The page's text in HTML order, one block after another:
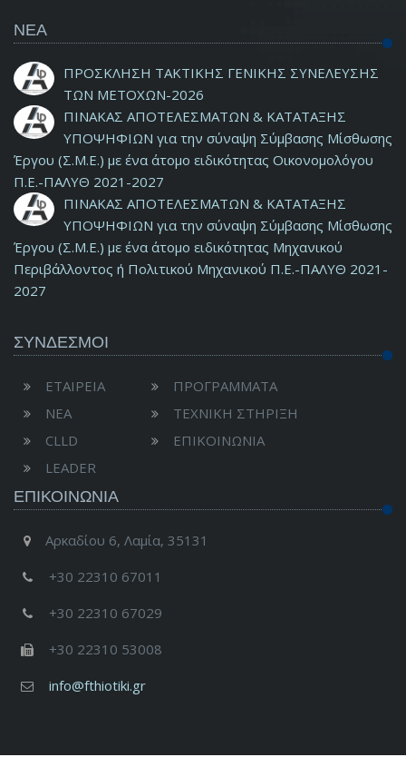
ΝΕΑ
ΠΡΟΣΚΛΗΣΗ ΤΑΚΤΙΚΗΣ ΓΕΝΙΚΗΣ ΣΥΝΕΛΕΥΣΗΣ
ΤΩΝ ΜΕΤΟΧΩΝ-2026
ΠΙΝΑΚΑΣ ΑΠΟΤΕΛΕΣΜΑΤΩΝ & ΚΑΤΑΤΑΞΗΣ
ΥΠΟΨΗΦΙΩΝ για την σύναψη Σύμβασης Μίσθωσης
Έργου (Σ.Μ.Ε.) με ένα άτομο ειδικότητας Οικονομολόγου
Π.Ε.-ΠΑΛΥΘ 2021-2027
ΠΙΝΑΚΑΣ ΑΠΟΤΕΛΕΣΜΑΤΩΝ & ΚΑΤΑΤΑΞΗΣ
ΥΠΟΨΗΦΙΩΝ για την σύναψη Σύμβασης Μίσθωσης
Έργου (Σ.Μ.Ε.) με ένα άτομο ειδικότητας Μηχανικού
Περιβάλλοντος ή Πολιτικού Μηχανικού Π.Ε.-ΠΑΛΥΘ 2021-
2027
ΣΥΝΔΕΣΜΟΙ
ΕΤΑΙΡΕΙΑ
ΝΕΑ
CLLD
LEADER
ΠΡΟΓΡΑΜΜΑΤΑ
ΤΕΧΝΙΚΗ ΣΤΗΡΙΞΗ
ΕΠΙΚΟΙΝΩΝΙΑ
ΕΠΙΚΟΙΝΩΝΊΑ
Αρκαδίου 6, Λαμία, 35131
+30 22310 67011
+30 22310 67029
+30 22310 53008
info@fthiotiki.gr